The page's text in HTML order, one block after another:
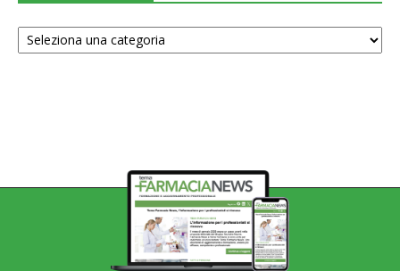
Scegli
una